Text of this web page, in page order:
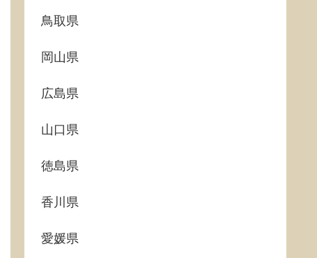
鳥取県
岡山県
広島県
山口県
徳島県
香川県
愛媛県